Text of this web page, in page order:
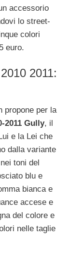
accessorio
lo street-
colori
euro.
2011:
propone per la
2011 Gully, il
e la Lei che
dalla variante
toni del
blu e
bianca e
accese e
del colore e
nelle taglie